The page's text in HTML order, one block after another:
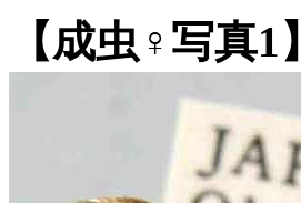
【成虫♀写真1】